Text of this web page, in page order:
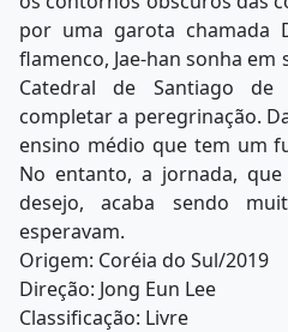
por uma garota chamada
flamenco, Jae-han sonha
Catedral de Santiago de
completar a peregrinação.
ensino médio que tem um
No entanto, a jornada,
desejo, acaba sendo
esperavam.
Origem: Coréia do Sul/2019
Direção: Jong Eun Lee
Classificação: Livre